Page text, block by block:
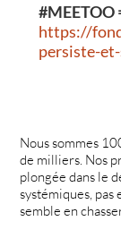
#MEETOO
https://
persiste-
Nous sommes
de milliers. Nos
plongée dans le
systémiques,
semble en